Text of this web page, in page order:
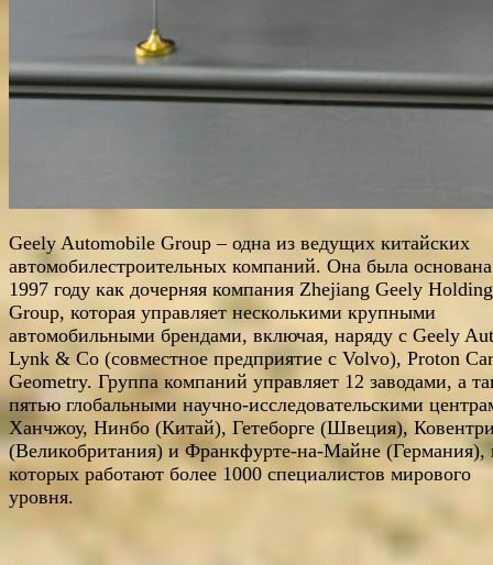
Geely Automobile Group – одна из ведущих китайских
автомобилестроительных компаний. Она была
1997 году как дочерняя компания Zhejiang Geely Holding
Group, которая управляет несколькими крупными
автомобильными брендами, включая, наряду с Geely
Lynk & Co (совместное предприятие с Volvo), Proton
Geometry. Группа компаний управляет 12 заводами, а
пятью глобальными научно-исследовательскими
Ханчжоу, Нинбо (Китай), Гетеборге (Швеция),
(Великобритания) и Франкфурте-на-Майне (Германия),
которых работают более 1000 специалистов мирового
уровня.